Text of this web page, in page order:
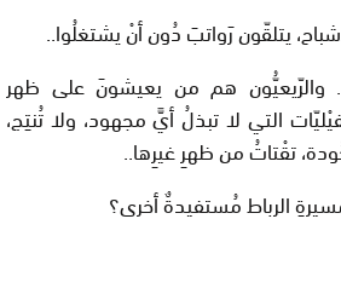
يتلقّون رَواتبَ دُون أنْ يشتغلُوا..
والرّيعيُّون هم من يعيشونَ على ظهر
التي لا تبذلُ أيَّ مجهود، ولا تُنتِج،
تقْتاتُ من ظهرِ غيرِها..
الرباط مُستفيدةٌ أخرى؟